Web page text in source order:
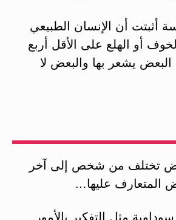
أثبتت أن الإنسان الطبيعي
أو الهلع على الأقل أربع
يشعر بها والبعض لا
تختلف من شخص إلى آخر
المتعارف عليها…
مثل التفكير بالأمور